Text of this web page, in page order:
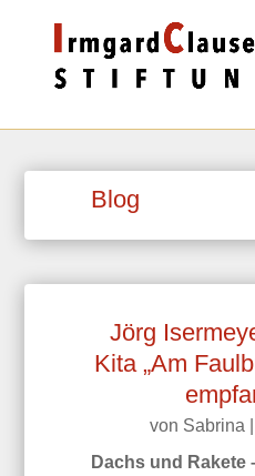
Blog
Jörg
Kita „Am
von Sabrina
Dachs und Rakete